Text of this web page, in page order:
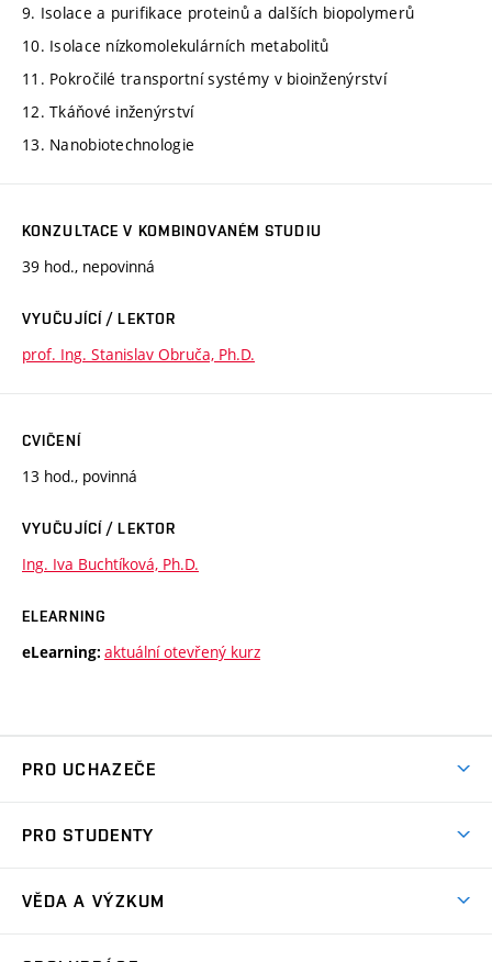
9. Isolace a purifikace proteinů a dalších biopolymerů
10. Isolace nízkomolekulárních metabolitů
11. Pokročilé transportní systémy v bioinženýrství
12. Tkáňové inženýrství
13. Nanobiotechnologie
KONZULTACE V KOMBINOVANÉM STUDIU
39 hod., nepovinná
VYUČUJÍCÍ / LEKTOR
prof. Ing. Stanislav Obruča, Ph.D.
CVIČENÍ
13 hod., povinná
VYUČUJÍCÍ / LEKTOR
Ing. Iva Buchtíková, Ph.D.
ELEARNING
eLearning: aktuální otevřený kurz
PRO UCHAZEČE
Jak se dostat na FCH
PRO STUDENTY
VĚDA A VÝZKUM